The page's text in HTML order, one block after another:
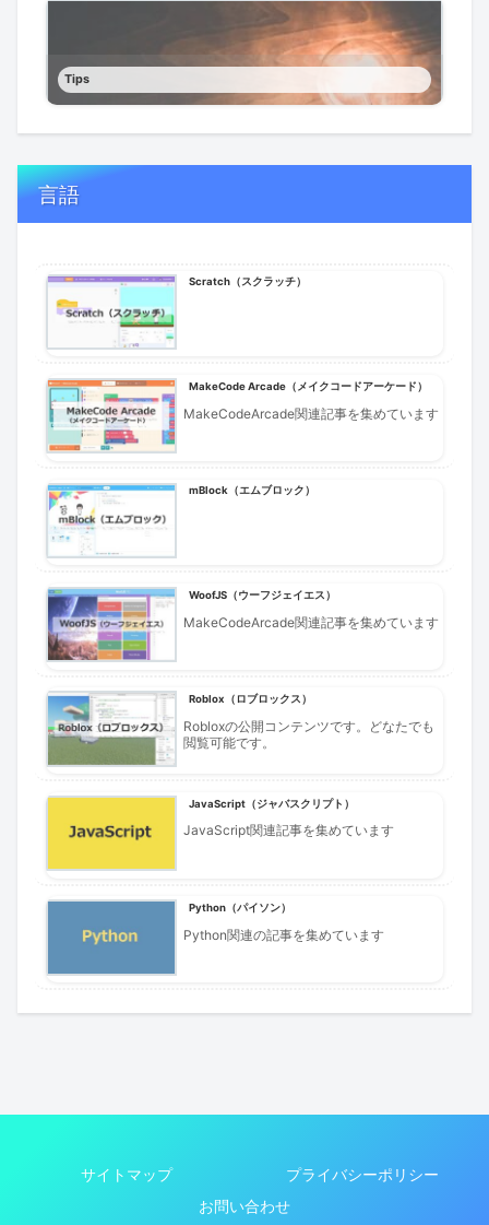
Tips
言語
Scratch（スクラッチ）
MakeCode Arcade（メイクコードアーケード）
MakeCodeArcade関連記事を集めています
mBlock（エムブロック）
WoofJS（ウーフジェイエス）
MakeCodeArcade関連記事を集めています
Roblox（ロブロックス）
Robloxの公開コンテンツです。どなたでも
閲覧可能です。
JavaScript（ジャバスクリプト）
JavaScript関連記事を集めています
Python（パイソン）
Python関連の記事を集めています
サイトマップ
プライバシーポリシー
お問い合わせ